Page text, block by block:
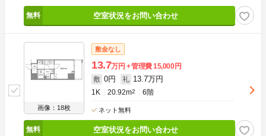
空室状況をお問い合わせ
画像：18枚
敷金なし
13.7万円 管理費15,000円
敷 0円 礼 13.7万円
1K 20.92m2 6階
ネット無料
空室状況をお問い合わせ